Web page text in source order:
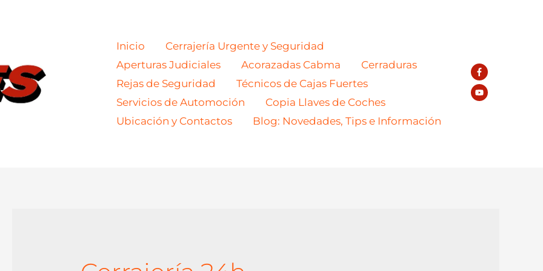
Inicio
Cerrajería Urgente y Seguridad
Aperturas Judiciales
Acorazadas Cabma
Cerraduras
Rejas de Seguridad
Técnicos de Cajas Fuertes
Servicios de Automoción
Copia Llaves de Coches
Ubicación y Contactos
Blog: Novedades, Tips e Información